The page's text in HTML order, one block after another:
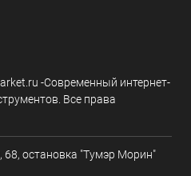
-Современный интернет-
Все права
68, остановка "Тумэр Морин"